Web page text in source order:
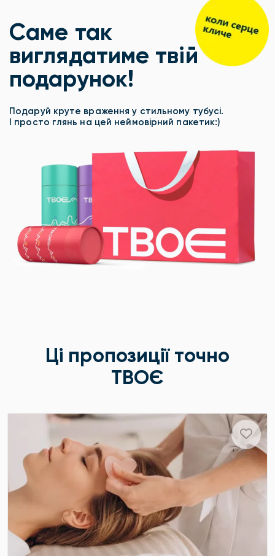
Саме так
виглядатиме твій
подарунок!
Подаруй круте враження у стильному тубусі.
І просто глянь на цей неймовірний пакетик:)
Ці пропозиції точно
ТВОЄ